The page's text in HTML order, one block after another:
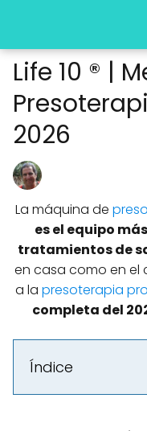
Life 10 ® |
2026
La máquina de
es el equipo
tratamientos de
en casa como en el
a la presoterapia
completa del
Índice